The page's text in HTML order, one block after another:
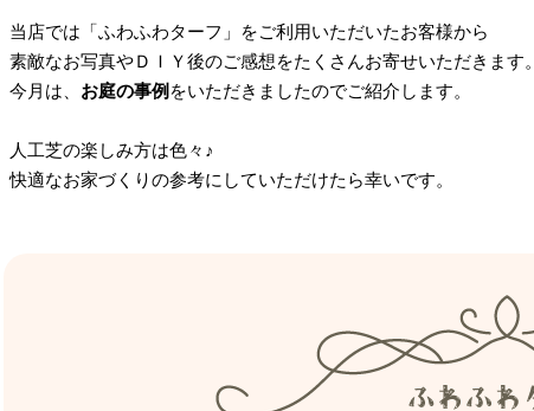
当店では「ふわふわターフ」をご利用いただいたお客様から
素敵なお写真やＤＩＹ後のご感想をたくさんお寄せいただきます。
今月は、 お庭の事例 をいただきましたのでご紹介します。
人工芝の楽しみ方は色々♪
快適なお家づくりの参考にしていただけたら幸いです。